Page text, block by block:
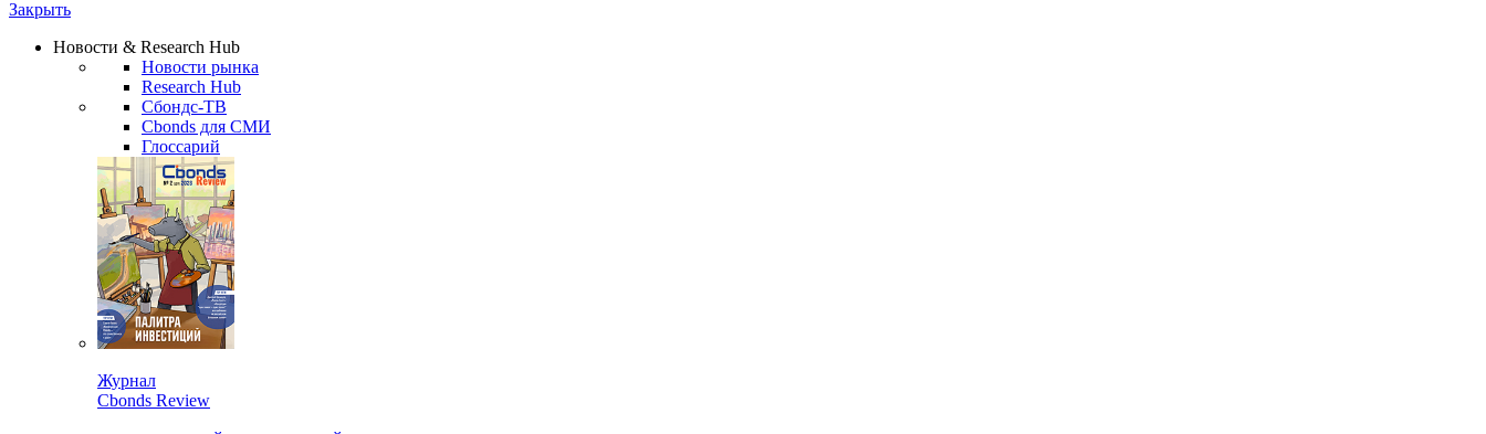
Надстройка XLS
Сбондс Люди
Новости & Research Hub
Новости рынка
Research Hub
Сбондс-ТВ
Cbonds для СМИ
Глоссарий